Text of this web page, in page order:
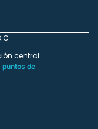
central
puntos de